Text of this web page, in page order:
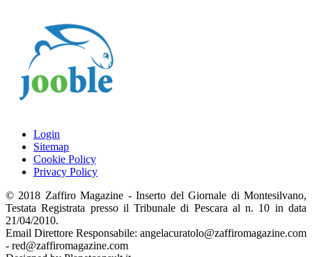
Login
Sitemap
Cookie Policy
Privacy Policy
© 2018 Zaffiro Magazine - Inserto del Giornale di Montesilvano,
Testata Registrata presso il Tribunale di Pescara al n. 10 in data
21/04/2010.
Email Direttore Responsabile: angelacuratolo@zaffiromagazine.com
- red@zaffiromagazine.com